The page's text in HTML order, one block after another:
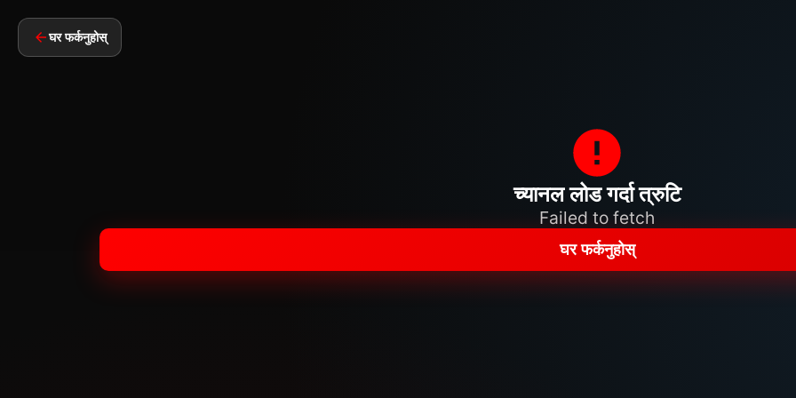
घर फर्कनुहोस्
च्यानल लोड गर्दा त्रुटि
Failed to fetch
घर फर्कनुहोस्